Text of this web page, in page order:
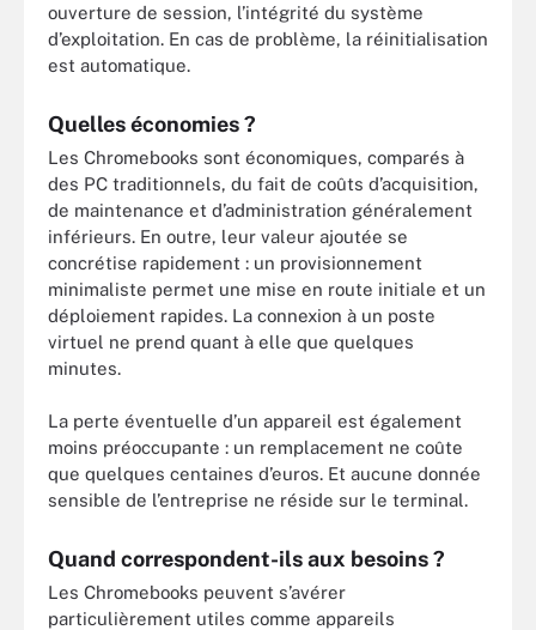
ouverture de session, l’intégrité du système
d’exploitation. En cas de problème, la réinitialisation
est automatique.
Quelles économies ?
Les Chromebooks sont économiques, comparés à
des PC traditionnels, du fait de coûts d’acquisition,
de maintenance et d’administration généralement
inférieurs. En outre, leur valeur ajoutée se
concrétise rapidement : un provisionnement
minimaliste permet une mise en route initiale et un
déploiement rapides. La connexion à un poste
virtuel ne prend quant à elle que quelques
minutes.
La perte éventuelle d’un appareil est également
moins préoccupante : un remplacement ne coûte
que quelques centaines d’euros. Et aucune donnée
sensible de l’entreprise ne réside sur le terminal.
Quand correspondent-ils aux besoins ?
Les Chromebooks peuvent s’avérer
particulièrement utiles comme appareils